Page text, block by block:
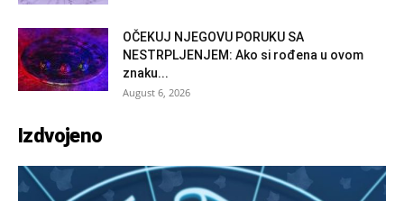
OČEKUJ NJEGOVU PORUKU SA
NESTRPLJENJEM: Ako si rođena u ovom
znaku...
August 6, 2026
Izdvojeno